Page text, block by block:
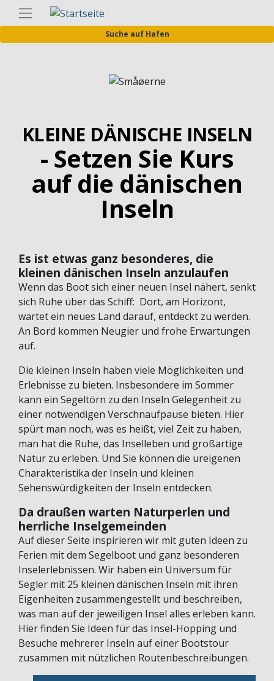
Direkt
zum
Suche auf Hafen
Bild
KLEINE DÄNISCHE INSELN
- Setzen Sie Kurs
auf die dänischen
Inseln
Es ist etwas ganz besonderes, die
kleinen dänischen Inseln anzulaufen
Wenn das Boot sich einer neuen Insel nähert, senkt
sich Ruhe über das Schiff: Dort, am Horizont,
wartet ein neues Land darauf, entdeckt zu werden.
An Bord kommen Neugier und frohe Erwartungen
auf.
Die kleinen Inseln haben viele Möglichkeiten und
Erlebnisse zu bieten. Insbesondere im Sommer
kann ein Segeltörn zu den Inseln Gelegenheit zu
einer notwendigen Verschnaufpause bieten. Hier
spürt man noch, was es heißt, viel Zeit zu haben,
man hat die Ruhe, das Inselleben und großartige
Natur zu erleben. Und Sie können die ureigenen
Charakteristika der Inseln und kleinen
Sehenswürdigkeiten der Inseln entdecken.
Da draußen warten Naturperlen und
herrliche Inselgemeinden
Auf dieser Seite inspirieren wir mit guten Ideen zu
Ferien mit dem Segelboot und ganz besonderen
Inselerlebnissen. Wir haben ein Universum für
Segler mit 25 kleinen dänischen Inseln mit ihren
Eigenheiten zusammengestellt und beschreiben,
was man auf der jeweiligen Insel alles erleben kann.
Hier finden Sie Ideen für das Insel-Hopping und
Besuche mehrerer Inseln auf einer Bootstour
zusammen mit nützlichen Routenbeschreibungen.